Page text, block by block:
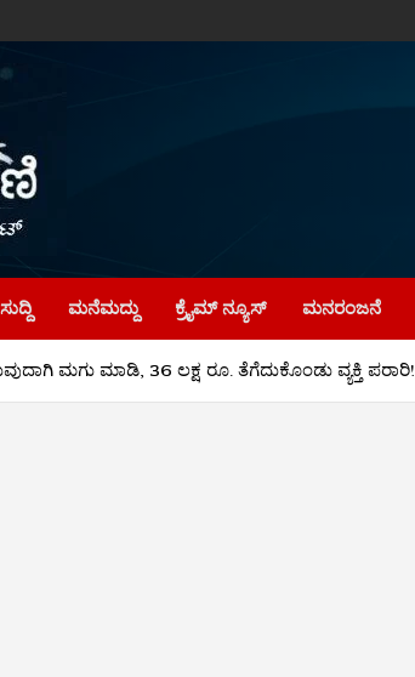
ಮನೆಮದ್ದು ಕ್ರೈಮ್‌ ನ್ಯೂಸ್ ಮನರಂಜನೆ
ಮಗು ಮಾಡಿ, 36 ಲಕ್ಷ ರೂ. ತೆಗೆದುಕೊಂಡು ವ್ಯಕ್ತಿ ಪರಾರಿ!